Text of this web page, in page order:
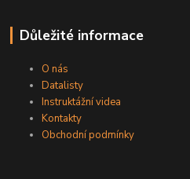
Důležité informace
O nás
Datalisty
Instruktážní videa
Kontakty
Obchodní podmínky